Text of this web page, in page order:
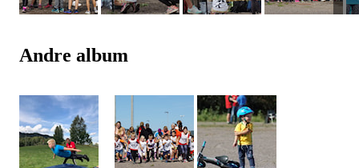
Andre album